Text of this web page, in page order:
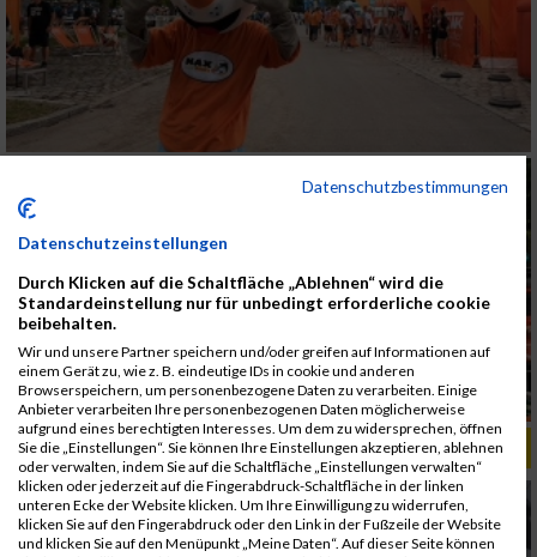
ALBUM B2RUN KÖLN / 05.09.2019
Datenschutzbestimmungen
Datenschutzeinstellungen
Durch Klicken auf die Schaltfläche „Ablehnen“ wird die
Standardeinstellung nur für unbedingt erforderliche cookie
beibehalten.
Wir und unsere Partner speichern und/oder greifen auf Informationen auf
einem Gerät zu, wie z. B. eindeutige IDs in cookie und anderen
Browserspeichern, um personenbezogene Daten zu verarbeiten. Einige
Anbieter verarbeiten Ihre personenbezogenen Daten möglicherweise
aufgrund eines berechtigten Interesses. Um dem zu widersprechen, öffnen
Sie die „Einstellungen“. Sie können Ihre Einstellungen akzeptieren, ablehnen
oder verwalten, indem Sie auf die Schaltfläche „Einstellungen verwalten“
klicken oder jederzeit auf die Fingerabdruck-Schaltfläche in der linken
unteren Ecke der Website klicken. Um Ihre Einwilligung zu widerrufen,
klicken Sie auf den Fingerabdruck oder den Link in der Fußzeile der Website
und klicken Sie auf den Menüpunkt „Meine Daten“. Auf dieser Seite können